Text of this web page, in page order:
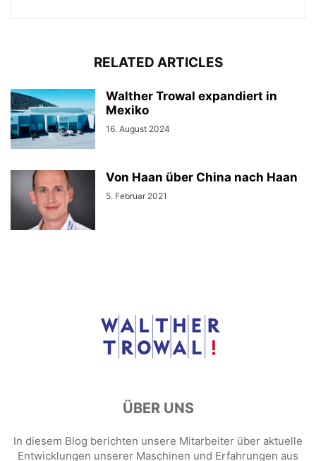
RELATED ARTICLES
Walther Trowal expandiert in
Mexiko
16. August 2024
Von Haan über China nach Haan
5. Februar 2021
ÜBER UNS
In diesem Blog berichten unsere Mitarbeiter über aktuelle
Entwicklungen unserer Maschinen und Erfahrungen aus